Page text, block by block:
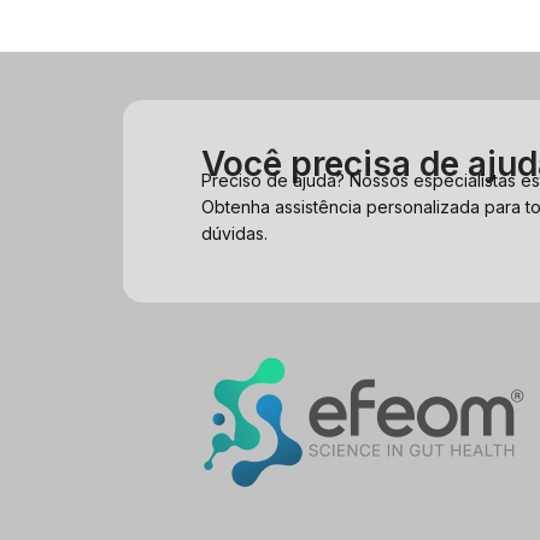
Você precisa de
Preciso de ajuda? Nossos especialistas
Obtenha assistência personalizada para
dúvidas.